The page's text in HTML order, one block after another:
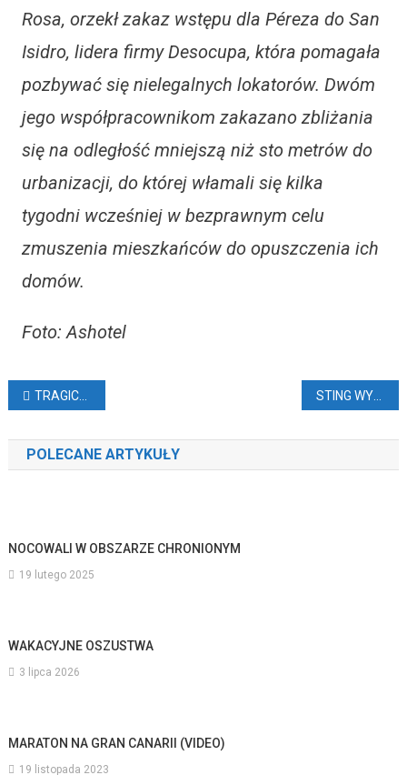
Rosa, orzekł zakaz wstępu dla Péreza do San
Isidro, lidera firmy Desocupa, która pomagała
pozbywać się nielegalnych lokatorów. Dwóm
jego współpracownikom zakazano zbliżania
się na odległość mniejszą niż sto metrów do
urbanizacji, do której włamali się kilka
tygodni wcześniej w bezprawnym celu
zmuszenia mieszkańców do opuszczenia ich
domów.
Foto: Ashotel
Nawigacja
wpisu
TRAGICZNE WYDARZENIA W OCEANIE STING WYSTĄPI NA KANARACH
POLECANE ARTYKUŁY
NOCOWALI W OBSZARZE CHRONIONYM
19 lutego 2025
WAKACYJNE OSZUSTWA
3 lipca 2026
MARATON NA GRAN CANARII (VIDEO)
19 listopada 2023